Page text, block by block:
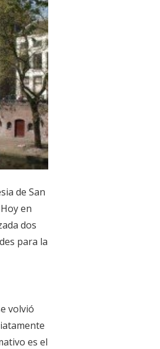
de San
en
dos
para la
volvió
es el